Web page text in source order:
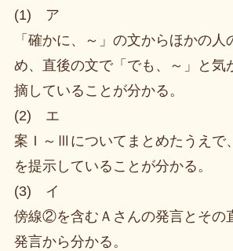
(1) ア
「確かに、～」の文からほかの人
め、直後の文で「でも、～」と気
摘していることが分かる。
(2) エ
案Ｉ～Ⅲについてまとめたうえで
を提示していることが分かる。
(3) イ
傍線②を含むＡさんの発言とその
発言から分かる。